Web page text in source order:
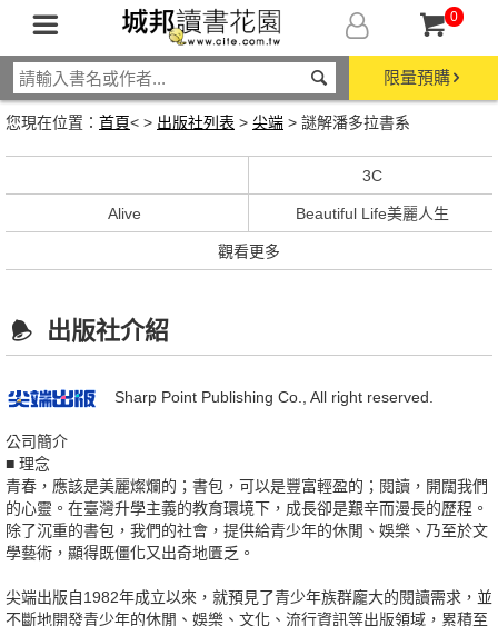
0
限量預購
您現在位置： 首頁< > 出版社列表 > 尖端 > 謎解潘多拉書系
3C
Alive Beautiful Life美麗人生
觀看更多
出版社介紹
Sharp Point Publishing Co., All right reserved.
公司簡介
■ 理念
青春，應該是美麗燦爛的；書包，可以是豐富輕盈的；閱讀，開闊我們
的心靈。在臺灣升學主義的教育環境下，成長卻是艱辛而漫長的歷程。
除了沉重的書包，我們的社會，提供給青少年的休閒、娛樂、乃至於文
學藝術，顯得既僵化又出奇地匱乏。
尖端出版自1982年成立以來，就預見了青少年族群龐大的閱讀需求，並
不斷地開發青少年的休閒、娛樂、文化、流行資訊等出版領域，累積至